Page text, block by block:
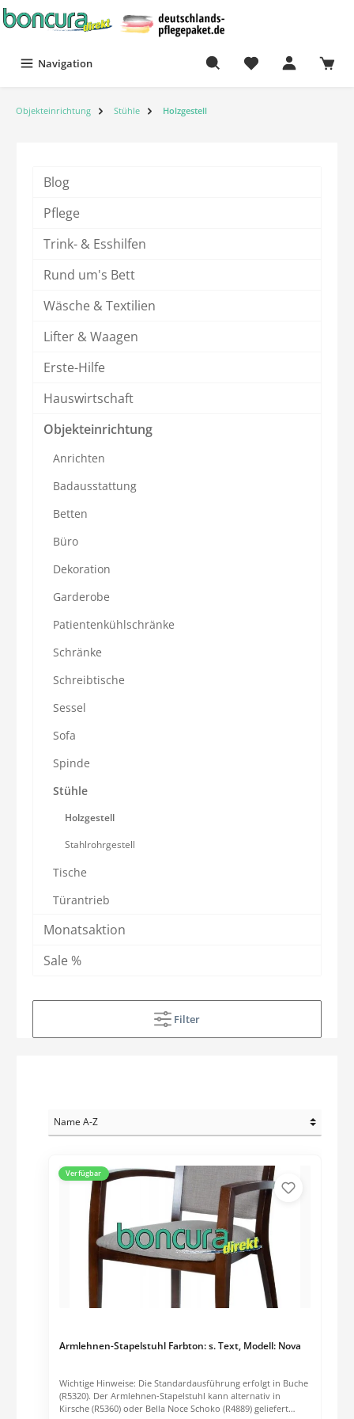
Navigation
Objekteinrichtung Stühle Holzgestell
Blog
Pflege
Trink- & Esshilfen
Rund um's Bett
Wäsche & Textilien
Lifter & Waagen
Erste-Hilfe
Hauswirtschaft
Objekteinrichtung
Anrichten
Badausstattung
Betten
Büro
Dekoration
Garderobe
Patientenkühlschränke
Schränke
Schreibtische
Sessel
Sofa
Spinde
Stühle
Holzgestell
Stahlrohrgestell
Tische
Türantrieb
Monatsaktion
Sale %
Filter
Verfügbar
Armlehnen-Stapelstuhl Farbton: s. Text, Modell: Nova
Wichtige Hinweise: Die Standardausführung erfolgt in Buche
(R5320). Der Armlehnen-Stapelstuhl kann alternativ in
Kirsche (R5360) oder Bella Noce Schoko (R4889) geliefert